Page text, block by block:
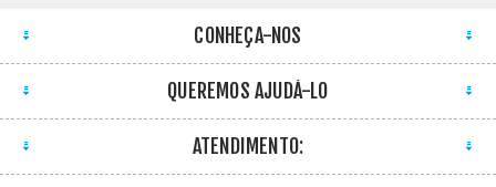
CONHEÇA-NOS
QUEREMOS AJUDÁ-LO
ATENDIMENTO: